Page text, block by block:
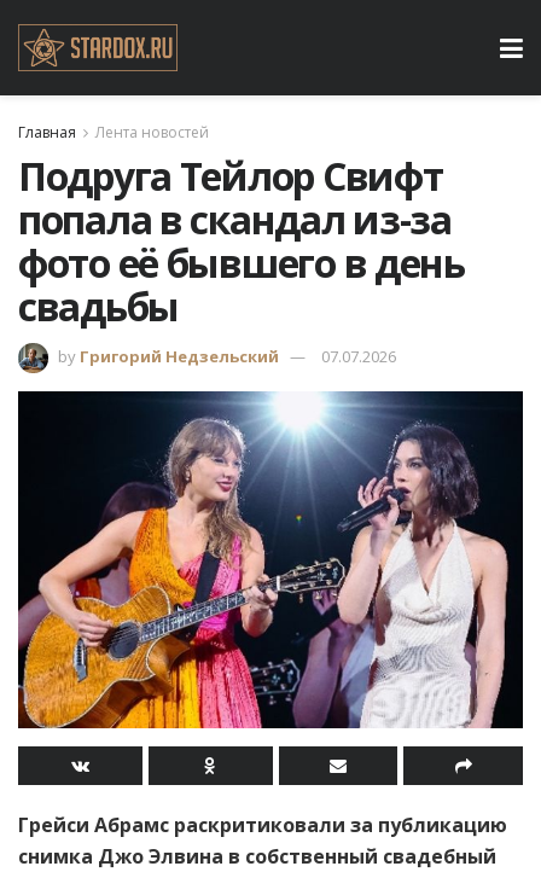
Главная Лента новостей
Подруга Тейлор Свифт
попала в скандал из-за
фото её бывшего в день
свадьбы
by Григорий Недзельский 07.07.2026
Грейси Абрамс раскритиковали за публикацию
снимка Джо Элвина в собственный свадебный